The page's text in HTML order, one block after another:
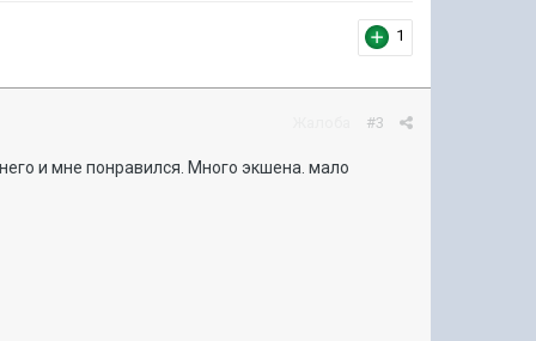
1
#3
и мне понравился. Много экшена. мало